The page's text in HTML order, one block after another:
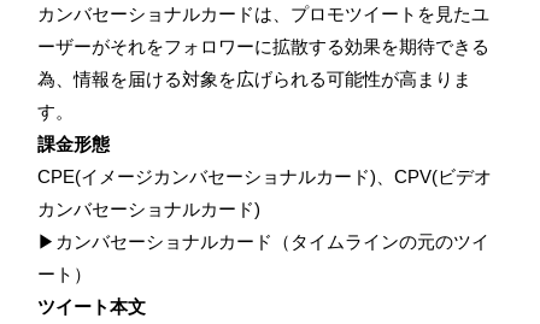
カンバセーショナルカードは、プロモツイートを見たユ
ーザーがそれをフォロワーに拡散する効果を期待できる
為、情報を届ける対象を広げられる可能性が高まりま
す。
課金形態
CPE(イメージカンバセーショナルカード)、CPV(ビデオ
カンバセーショナルカード)
▶カンバセーショナルカード（タイムラインの元のツイ
ート）
ツイート本文